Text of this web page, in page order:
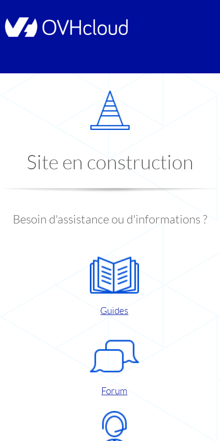
Site en construction
Besoin d'assistance ou d'informations ?
Guides
Forum